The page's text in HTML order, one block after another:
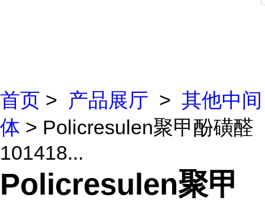
首页 > 产品展厅 > 其他中间
体 > Policresulen聚甲酚磺醛
101418...
Policresulen聚甲